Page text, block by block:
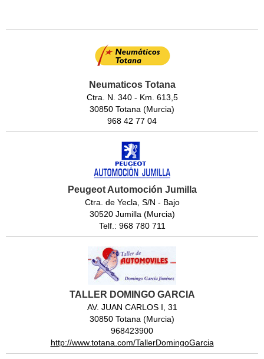
Neumaticos Totana
Ctra. N. 340 - Km. 613,5
30850 Totana (Murcia)
968 42 77 04
Peugeot Automoción Jumilla
Ctra. de Yecla, S/N - Bajo
30520 Jumilla (Murcia)
Telf.: 968 780 711
TALLER DOMINGO GARCIA
AV. JUAN CARLOS I, 31
30850 Totana (Murcia)
968423900
http://www.totana.com/TallerDomingoGarcia